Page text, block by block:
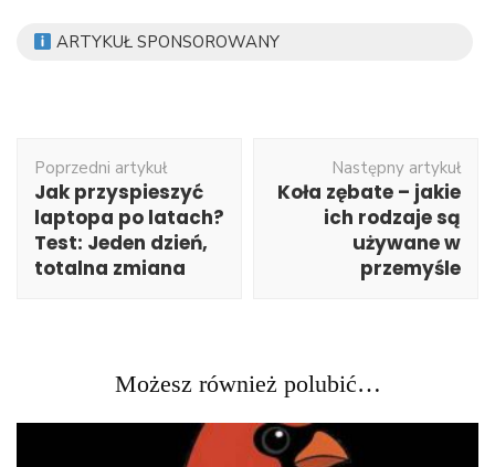
ARTYKUŁ SPONSOROWANY
wpisu
Poprzedni artykuł
Jak przyspieszyć
laptopa po latach?
Test: Jeden dzień,
totalna zmiana
Następny artykuł
Koła zębate – jakie
ich rodzaje są
używane w
przemyśle
Możesz również polubić…